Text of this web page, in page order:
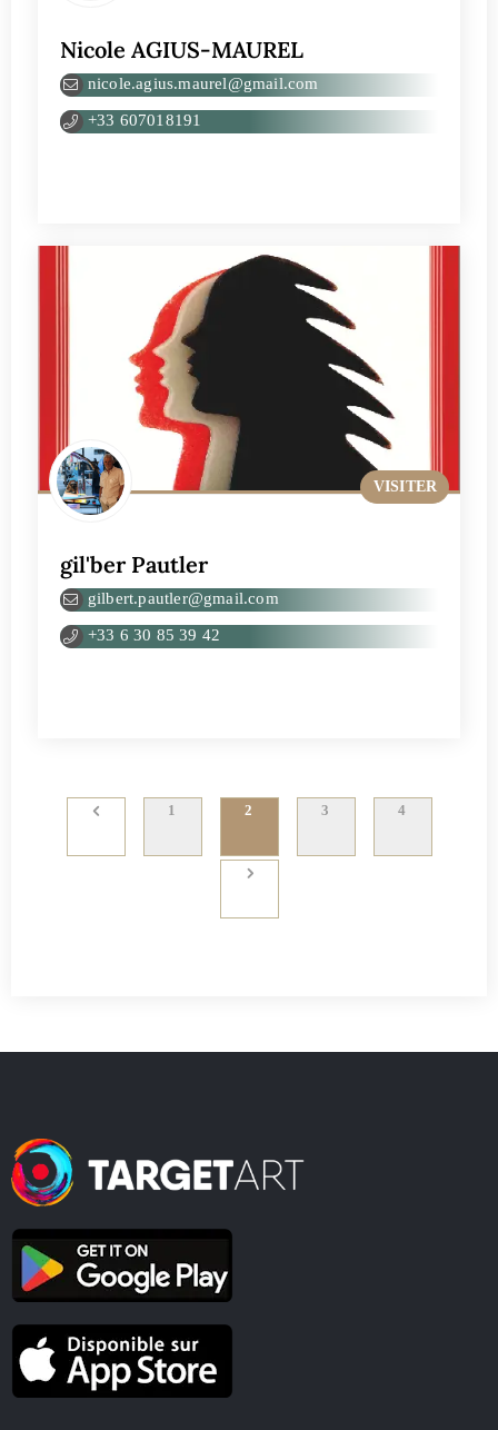
Nicole AGIUS-MAUREL
nicole.agius.maurel@gmail.com
+33 607018191
gil'ber Pautler
gilbert.pautler@gmail.com
+33 6 30 85 39 42
VISITER
1 2 3 4